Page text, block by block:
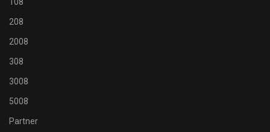
208
2008
308
3008
5008
Partner